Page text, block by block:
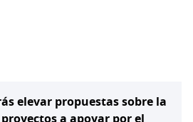
elevar propuestas sobre la
a apoyar por el